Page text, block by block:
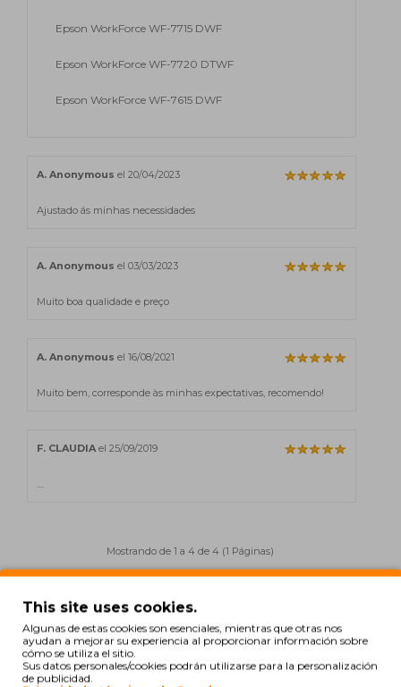
Epson WorkForce WF-7715 DWF
Epson WorkForce WF-7720 DTWF
Epson WorkForce WF-7615 DWF
A. Anonymous el 20/04/2023
Ajustado ás minhas necessidades
A. Anonymous el 03/03/2023
Muito boa qualidade e preço
A. Anonymous el 16/08/2021
Muito bem, corresponde às minhas expectativas, recomendo!
F. CLAUDIA el 25/09/2019
Mostrando de 1 a 4 de 4 (1 Páginas)
También para tu impresora
This site uses cookies.
Algunas de estas cookies son esenciales, mientras que otras nos
ayudan a mejorar su experiencia al proporcionar información sobre
cómo se utiliza el sitio.
Sus datos personales/cookies podrán utilizarse para la personalización
de publicidad.